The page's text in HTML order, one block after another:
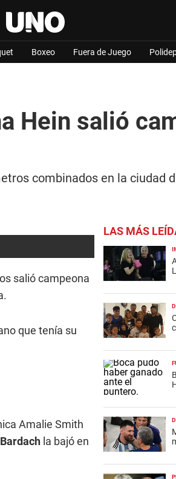
Boxeo Fuera de Juego
Hein salió
combinados en la ciudad
salió campeona
que tenía su
Amalie Smith
Bardach la bajó en
LAS MÁS